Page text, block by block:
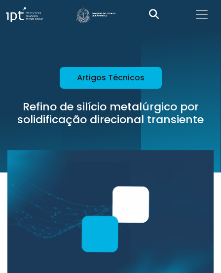
Artigos Técnicos
Refino de silício metalúrgico por
solidificação direcional transiente